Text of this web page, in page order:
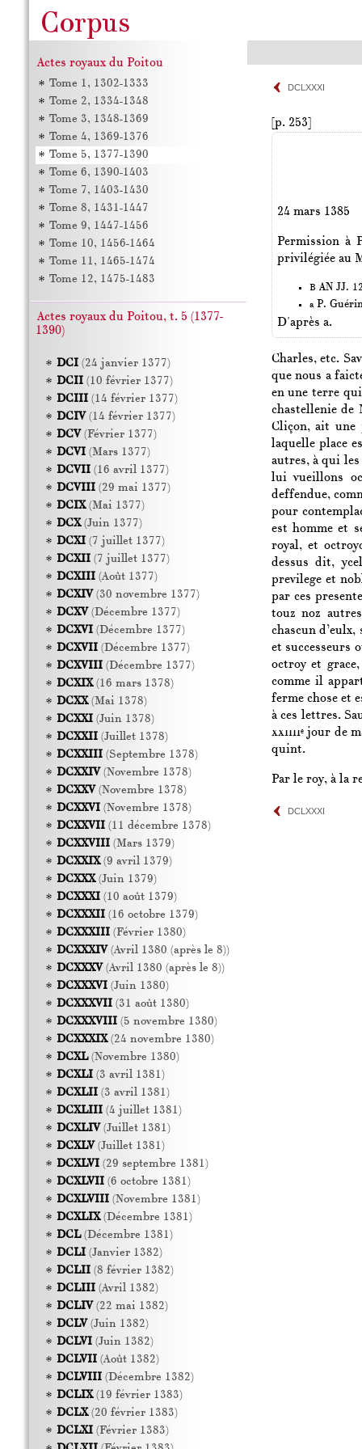
DCLXXXI
[p. 253]
24 mars 1385
Permission à
privilégiée au
B AN JJ.
aP.
D'après a.
Charles, etc.
que nous a
en une terre
chastellenie de
Cliçon, ait une
laquelle place
autres, à qui
lui vueillons
deffendue,
pour
est homme et
royal, et
dessus dit,
previlege et
par ces
touz noz
chascun
et successeurs
octroy et
comme il
ferme chose et
à ces lettres.
xxiiiiejour de
quint.
Par le roy, à la
DCLXXXI
Actes royaux du Poitou
Tome 1, 1302-1333
Tome 2, 1334-1348
Tome 3, 1348-1369
Tome 4, 1369-1376
Tome 5, 1377-1390
Tome 6, 1390-1403
Tome 7, 1403-1430
Tome 8, 1431-1447
Tome 9, 1447-1456
Tome 10, 1456-1464
Tome 11, 1465-1474
Tome 12, 1475-1483
Actes royaux du Poitou, t. 5 (1377-
1390)
DCI(24 janvier 1377)
DCII(10 février 1377)
DCIII(14 février 1377)
DCIV(14 février 1377)
DCV(Février 1377)
DCVI(Mars 1377)
DCVII(16 avril 1377)
DCVIII(29 mai 1377)
DCIX(Mai 1377)
DCX(Juin 1377)
DCXI(7 juillet 1377)
DCXII(7 juillet 1377)
DCXIII(Août 1377)
DCXIV(30 novembre 1377)
DCXV(Décembre 1377)
DCXVI(Décembre 1377)
DCXVII(Décembre 1377)
DCXVIII(Décembre 1377)
DCXIX(16 mars 1378)
DCXX(Mai 1378)
DCXXI(Juin 1378)
DCXXII(Juillet 1378)
DCXXIII(Septembre 1378)
DCXXIV(Novembre 1378)
DCXXV(Novembre 1378)
DCXXVI(Novembre 1378)
DCXXVII(11 décembre 1378)
DCXXVIII(Mars 1379)
DCXXIX(9 avril 1379)
DCXXX(Juin 1379)
DCXXXI(10 août 1379)
DCXXXII(16 octobre 1379)
DCXXXIII(Février 1380)
DCXXXIV(Avril 1380 (après le 8))
DCXXXV(Avril 1380 (après le 8))
DCXXXVI(Juin 1380)
DCXXXVII(31 août 1380)
DCXXXVIII(5 novembre 1380)
DCXXXIX(24 novembre 1380)
DCXL(Novembre 1380)
DCXLI(3 avril 1381)
DCXLII(3 avril 1381)
DCXLIII(4 juillet 1381)
DCXLIV(Juillet 1381)
DCXLV(Juillet 1381)
DCXLVI(29 septembre 1381)
DCXLVII(6 octobre 1381)
DCXLVIII(Novembre 1381)
DCXLIX(Décembre 1381)
DCL(Décembre 1381)
DCLI(Janvier 1382)
DCLII(8 février 1382)
DCLIII(Avril 1382)
DCLIV(22 mai 1382)
DCLV(Juin 1382)
DCLVI(Juin 1382)
DCLVII(Août 1382)
DCLVIII(Décembre 1382)
DCLIX(19 février 1383)
DCLX(20 février 1383)
DCLXI(Février 1383)